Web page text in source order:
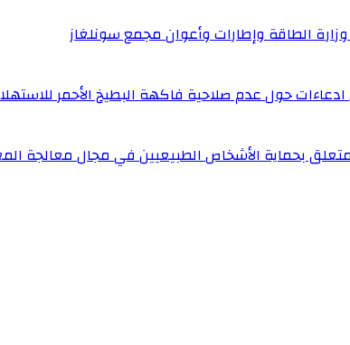
وزارة الطاقة وإطارات وأعوان مجمع سونلغاز
حول عدم صلاحية فاكهة البطيخ الأحمر
بحماية الأشخاص الطبيعيين في مجال معالجة